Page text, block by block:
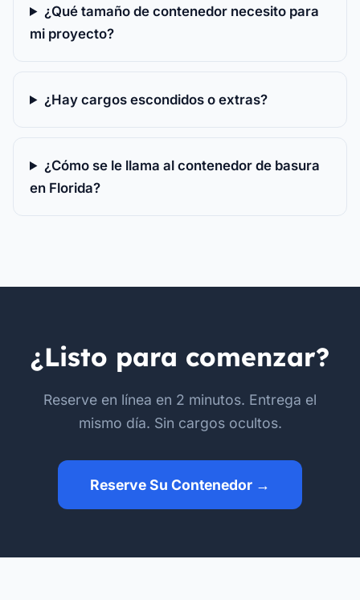
¿Qué tamaño de contenedor necesito para
mi proyecto?
¿Hay cargos escondidos o extras?
¿Cómo se le llama al contenedor de basura
en Florida?
¿Listo para comenzar?
Reserve en línea en 2 minutos. Entrega el
mismo día. Sin cargos ocultos.
Reserve Su Contenedor →